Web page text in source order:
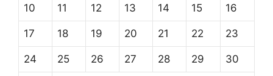
10 11 12 13 14 15 16
17 18 19 20 21 22 23
24 25 26 27 28 29 30